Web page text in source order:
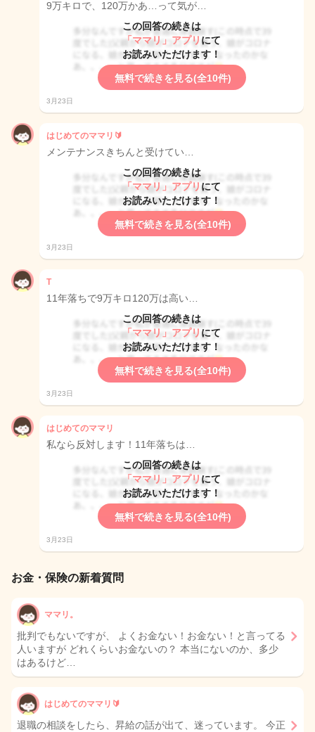
9万キロで、120万かあ…って気が…
この回答の続きは
「ママリ」アプリ にて
お読みいただけます！
無料で続きを見る(全10件)
3月23日
はじめてのママリ🔰
メンテナンスきちんと受けてい…
この回答の続きは
「ママリ」アプリ にて
お読みいただけます！
無料で続きを見る(全10件)
3月23日
T
11年落ちで9万キロ120万は高い…
この回答の続きは
「ママリ」アプリ にて
お読みいただけます！
無料で続きを見る(全10件)
3月23日
はじめてのママリ
私なら反対します！11年落ちは…
この回答の続きは
「ママリ」アプリ にて
お読みいただけます！
無料で続きを見る(全10件)
3月23日
お金・保険の新着質問
ママリ。
批判でもないですが、 よくお金ない！お金ない！と言ってる
人いますが どれくらいお金ないの？ 本当にないのか、多少
はあるけど…
はじめてのママリ🔰
退職の相談をしたら、昇給の話が出て、迷っています。 今正